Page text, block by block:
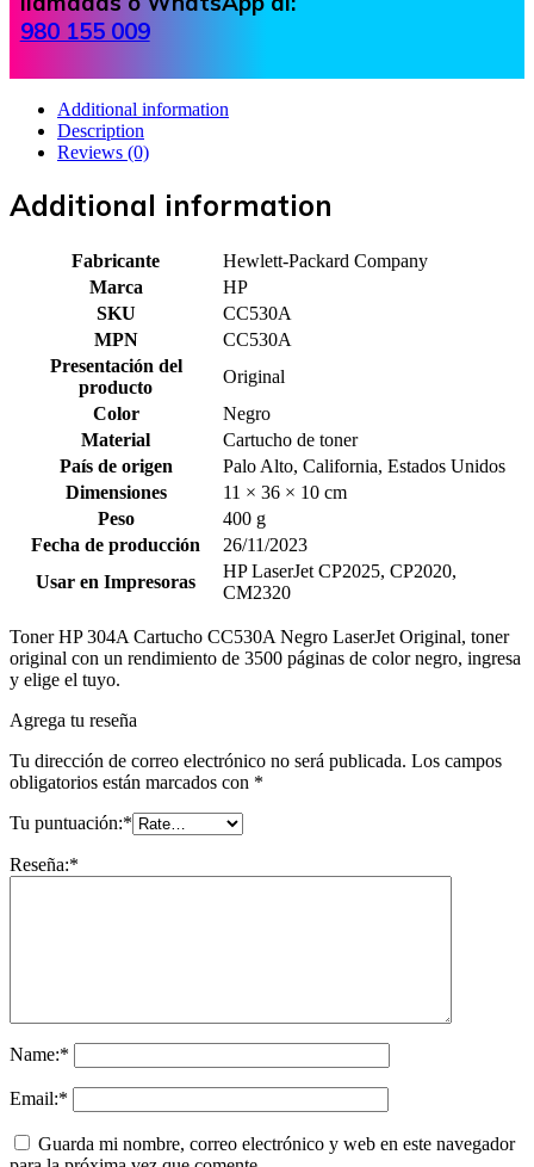
980 155 009
Additional information
Description
Reviews (0)
Additional information
Fabricante
Hewlett-Packard Company
Marca
HP
SKU
CC530A
MPN
CC530A
Presentación del
producto
Original
Color
Negro
Material
Cartucho de toner
País de origen
Palo Alto, California, Estados Unidos
Dimensiones
11 × 36 × 10 cm
Peso
400 g
Fecha de producción
26/11/2023
Usar en Impresoras
HP LaserJet CP2025, CP2020,
CM2320
Toner HP 304A Cartucho CC530A Negro LaserJet Original, toner
original con un rendimiento de 3500 páginas de color negro, ingresa
y elige el tuyo.
Agrega tu reseña
Tu dirección de correo electrónico no será publicada. Los campos
obligatorios están marcados con *
Tu puntuación:*
Reseña:*
Name:*
Email:*
Guarda mi nombre, correo electrónico y web en este navegador